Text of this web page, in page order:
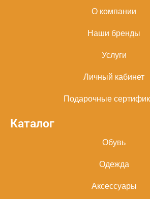
О компании
Наши бренды
Услуги
Личный кабинет
Подарочные
Каталог
Обувь
Одежда
Аксессуары